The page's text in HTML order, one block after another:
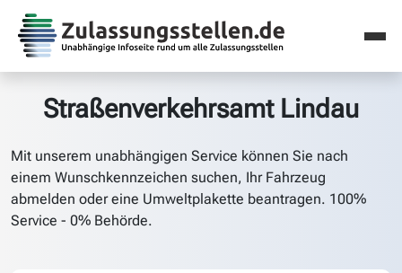
Straßenverkehrsamt Lindau
Mit unserem unabhängigen Service können Sie nach
einem Wunschkennzeichen suchen, Ihr Fahrzeug
abmelden oder eine Umweltplakette beantragen. 100%
Service - 0% Behörde.